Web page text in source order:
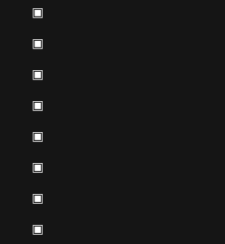
▣
▣
▣
▣
▣
▣
▣
▣